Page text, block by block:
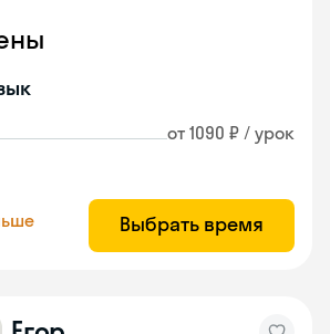
от 1090 ₽ / урок
Выбрать время